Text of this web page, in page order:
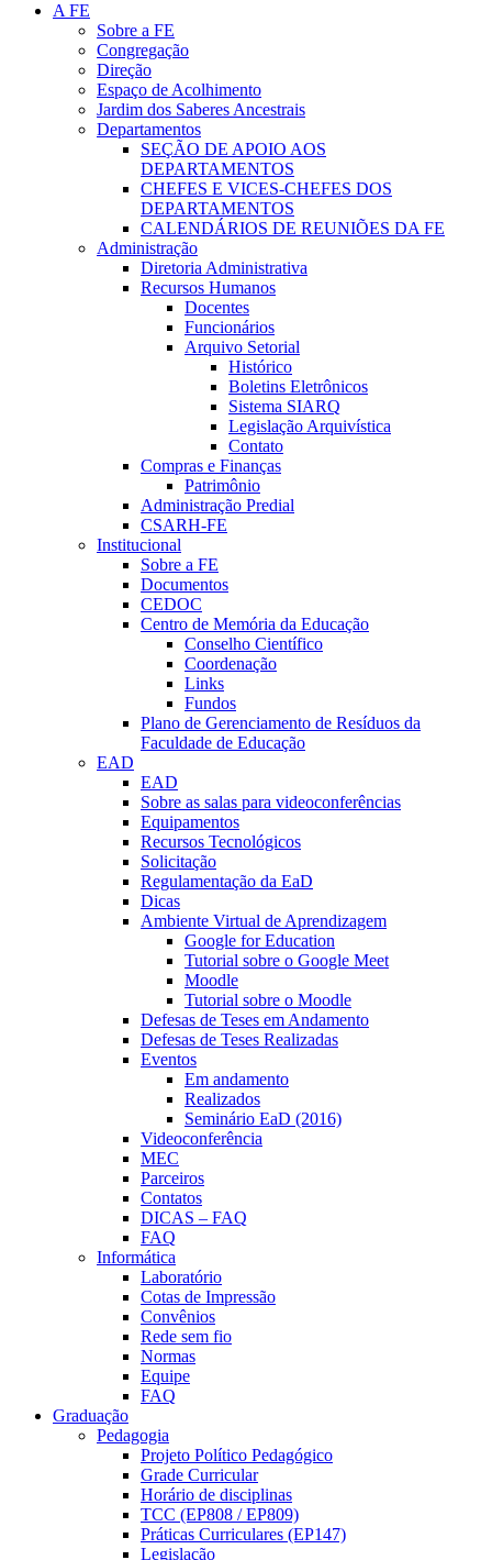
A FE
Sobre a FE
Congregação
Direção
Espaço de Acolhimento
Jardim dos Saberes Ancestrais
Departamentos
SEÇÃO DE APOIO AOS
DEPARTAMENTOS
CHEFES E VICES-CHEFES DOS
DEPARTAMENTOS
CALENDÁRIOS DE REUNIÕES DA FE
Administração
Diretoria Administrativa
Recursos Humanos
Docentes
Funcionários
Arquivo Setorial
Histórico
Boletins Eletrônicos
Sistema SIARQ
Legislação Arquivística
Contato
Compras e Finanças
Patrimônio
Administração Predial
CSARH-FE
Institucional
Sobre a FE
Documentos
CEDOC
Centro de Memória da Educação
Conselho Científico
Coordenação
Links
Fundos
Plano de Gerenciamento de Resíduos da
Faculdade de Educação
EAD
EAD
Sobre as salas para videoconferências
Equipamentos
Recursos Tecnológicos
Solicitação
Regulamentação da EaD
Dicas
Ambiente Virtual de Aprendizagem
Google for Education
Tutorial sobre o Google Meet
Moodle
Tutorial sobre o Moodle
Defesas de Teses em Andamento
Defesas de Teses Realizadas
Eventos
Em andamento
Realizados
Seminário EaD (2016)
Videoconferência
MEC
Parceiros
Contatos
DICAS – FAQ
FAQ
Informática
Laboratório
Cotas de Impressão
Convênios
Rede sem fio
Normas
Equipe
FAQ
Graduação
Pedagogia
Projeto Político Pedagógico
Grade Curricular
Horário de disciplinas
TCC (EP808 / EP809)
Práticas Curriculares (EP147)
Legislação